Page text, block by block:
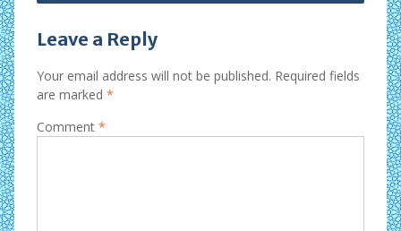
Leave a Reply
Your email address will not be published. Required fields
are marked *
Comment *